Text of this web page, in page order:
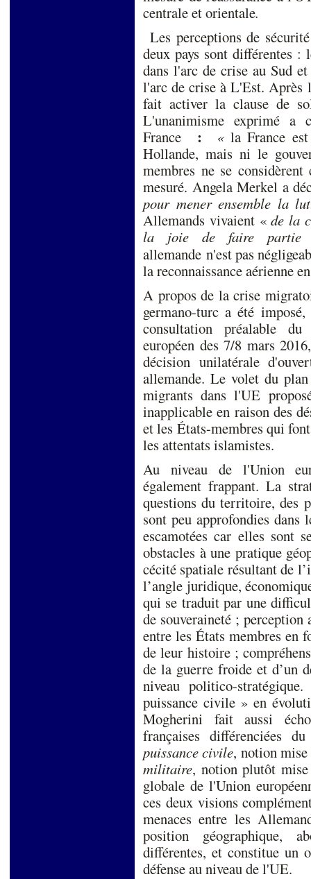
centrale et orientale.
Les perceptions de
deux pays sont différentes
dans l'arc de crise au Sud
l'arc de crise à L'Est. Après
fait activer la clause de
L'unanimisme exprimé a
France
: « la France
Hollande, mais ni le
membres ne se
mesuré. Angela Merkel a
pour mener ensemble la
Allemands vivaient «de la
la joie de faire partie
allemande n'est pas
la reconnaissance aérienne
A propos de la crise
germano-turc a été
consultation préalable
européen des 7/8 mars
décision unilatérale
allemande. Le volet du
migrants dans l'UE
inapplicable en raison des
et les États-membres qui
les attentats islamistes.
Au niveau de l'Union
également frappant. La
questions du territoire, des
sont peu approfondies dans
escamotées car elles sont
obstacles à une pratique
cécité spatiale résultant de
l’angle juridique,
qui se traduit par une
de souveraineté ; perception
entre les États membres en
de leur histoire ;
de la guerre froide et d’un
niveau politico-
puissance civile » en
Mogherini fait aussi
françaises différenciées
puissance civile, notion
militaire, notion plutôt
globale de l'Union
ces deux visions
menaces entre les
position géographique,
différentes, et constitue un
défense au niveau de l'UE.